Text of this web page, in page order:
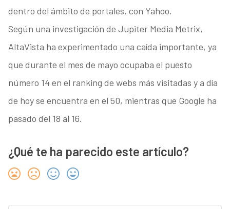
dentro del ámbito de portales, con Yahoo.
Según una investigación de Jupiter Media Metrix,
AltaVista ha experimentado una caída importante, ya
que durante el mes de mayo ocupaba el puesto
número 14 en el ranking de webs más visitadas y a día
de hoy se encuentra en el 50, mientras que Google ha
pasado del 18 al 16.
¿Qué te ha parecido este artículo?